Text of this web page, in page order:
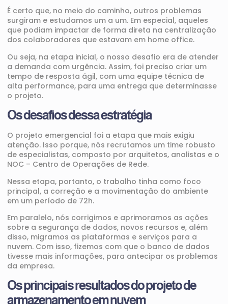
É certo que, no meio do caminho, outros problemas
surgiram e estudamos um a um. Em especial, aqueles
que podiam impactar de forma direta na centralização
dos colaboradores que estavam em home office.
Ou seja, na etapa inicial, o nosso desafio era de atender
a demanda com urgência. Assim, foi preciso criar um
tempo de resposta ágil, com uma equipe técnica de
alta performance, para uma entrega que determinasse
o projeto.
Os desafios dessa estratégia
O projeto emergencial foi a etapa que mais exigiu
atenção. Isso porque, nós recrutamos um time robusto
de especialistas, composto por arquitetos, analistas e o
NOC – Centro de Operações de Rede.
Nessa etapa, portanto, o trabalho tinha como foco
principal, a correção e a movimentação do ambiente
em um período de 72h.
Em paralelo, nós corrigimos e aprimoramos as ações
sobre a segurança de dados, novos recursos e, além
disso, migramos as plataformas e serviços para a
nuvem. Com isso, fizemos com que o banco de dados
tivesse mais informações, para antecipar os problemas
da empresa.
Os principais resultados do projeto de
armazenamento em nuvem